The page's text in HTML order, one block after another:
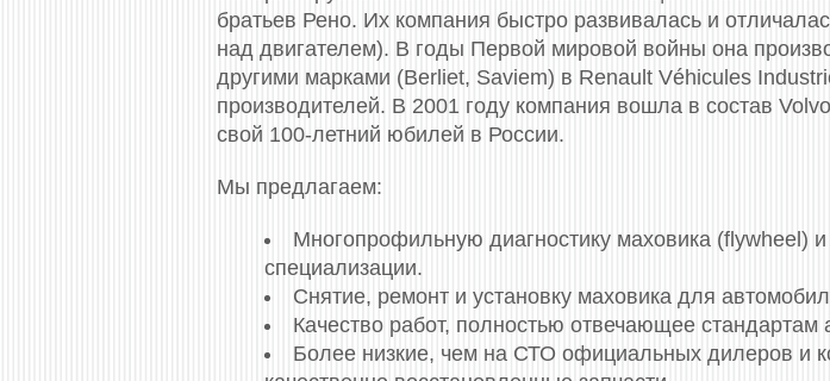
братьев Рено. Их компания быстро развивалась и
над двигателем). В годы Первой мировой войны она
другими марками (Berliet, Saviem) в Renault Véhicules
производителей. В 2001 году компания вошла в состав
свой 100-летний юбилей в России.
Мы предлагаем:
Многопрофильную диагностику маховика (flywheel)
специализации.
Снятие, ремонт и установку маховика для
Качество работ, полностью отвечающее стандартам
Более низкие, чем на СТО официальных дилеров и